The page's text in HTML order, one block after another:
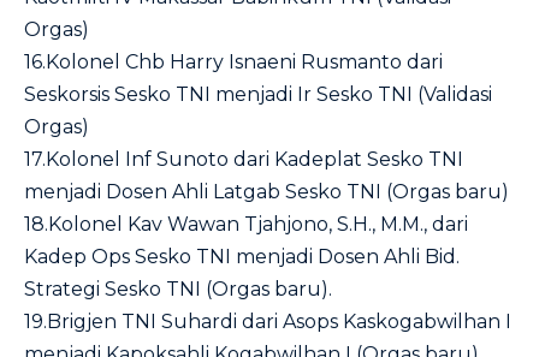
Orgas)
16.Kolonel Chb Harry Isnaeni Rusmanto dari
Seskorsis Sesko TNI menjadi Ir Sesko TNI (Validasi
Orgas)
17.Kolonel Inf Sunoto dari Kadeplat Sesko TNI
menjadi Dosen Ahli Latgab Sesko TNI (Orgas baru)
18.Kolonel Kav Wawan Tjahjono, S.H., M.M., dari
Kadep Ops Sesko TNI menjadi Dosen Ahli Bid.
Strategi Sesko TNI (Orgas baru).
19.Brigjen TNI Suhardi dari Asops Kaskogabwilhan I